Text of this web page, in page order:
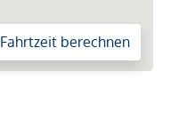
Fahrtzeit berechnen